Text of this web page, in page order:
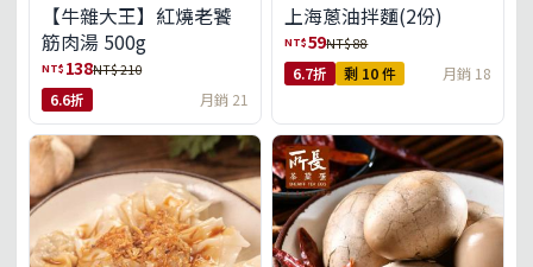
【牛雜大王】紅燒老饕
筋肉湯 500g
NT$ 138NT$ 210
6.6折 月銷 21
上海蔥油拌麵(2份)
NT$59NT$ 88
6.7折 剩 10 件 月銷 18